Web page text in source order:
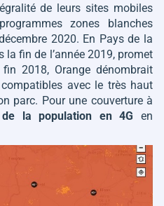
de leurs sites mobiles
zones blanches
2020. En Pays de la
la fin de l’année 2019, promet
2018, Orange dénombrait
avec le très haut
parc. Pour une couverture à
de la population en 4G en